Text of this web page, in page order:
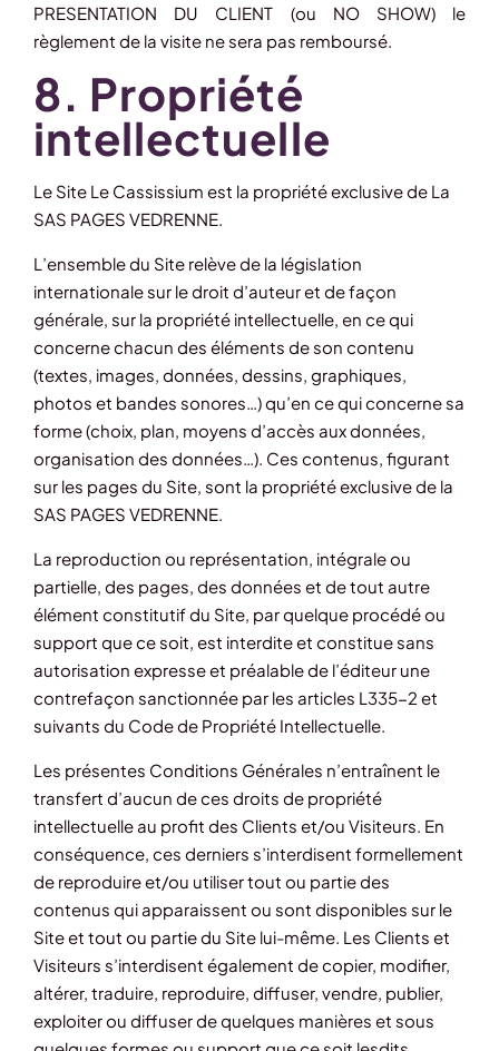
PRESENTATION DU CLIENT (ou NO SHOW) le
règlement de la visite ne sera pas remboursé.
8. Propriété
intellectuelle
Le Site Le Cassissium est la propriété exclusive de La
SAS PAGES VEDRENNE.
L’ensemble du Site relève de la législation
internationale sur le droit d’auteur et de façon
générale, sur la propriété intellectuelle, en ce qui
concerne chacun des éléments de son contenu
(textes, images, données, dessins, graphiques,
photos et bandes sonores…) qu’en ce qui concerne sa
forme (choix, plan, moyens d’accès aux données,
organisation des données…). Ces contenus, figurant
sur les pages du Site, sont la propriété exclusive de la
SAS PAGES VEDRENNE.
La reproduction ou représentation, intégrale ou
partielle, des pages, des données et de tout autre
élément constitutif du Site, par quelque procédé ou
support que ce soit, est interdite et constitue sans
autorisation expresse et préalable de l’éditeur une
contrefaçon sanctionnée par les articles L335-2 et
suivants du Code de Propriété Intellectuelle.
Les présentes Conditions Générales n’entraînent le
transfert d’aucun de ces droits de propriété
intellectuelle au profit des Clients et/ou Visiteurs. En
conséquence, ces derniers s’interdisent formellement
de reproduire et/ou utiliser tout ou partie des
contenus qui apparaissent ou sont disponibles sur le
Site et tout ou partie du Site lui-même. Les Clients et
Visiteurs s’interdisent également de copier, modifier,
altérer, traduire, reproduire, diffuser, vendre, publier,
exploiter ou diffuser de quelques manières et sous